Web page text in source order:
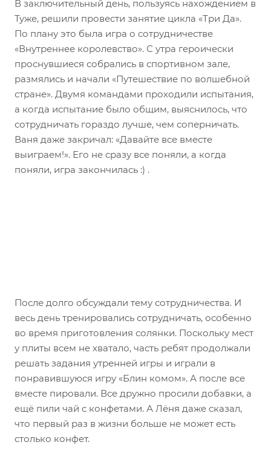
В заключительный день, пользуясь нахождением в
Туже, решили провести занятие цикла «Три Да».
По плану это была игра о сотрудничестве
«Внутреннее королевство». С утра героически
проснувшиеся собрались в спортивном зале,
размялись и начали «Путешествие по волшебной
стране». Двумя командами проходили испытания,
а когда испытание было общим, выяснилось, что
сотрудничать гораздо лучше, чем соперничать.
Ваня даже закричал: «Давайте все вместе
выиграем!». Его не сразу все поняли, а когда
поняли, игра закончилась :) .
После долго обсуждали тему сотрудничества. И
весь день тренировались сотрудничать, особенно
во время приготовления солянки. Поскольку мест
у плиты всем не хватало, часть ребят продолжали
решать задания утренней игры и играли в
понравившуюся игру «Блин комом». А после все
вместе пировали. Все дружно просили добавки, а
ещё пили чай с конфетами. А Лёня даже сказал,
что первый раз в жизни больше не может есть
столько конфет.